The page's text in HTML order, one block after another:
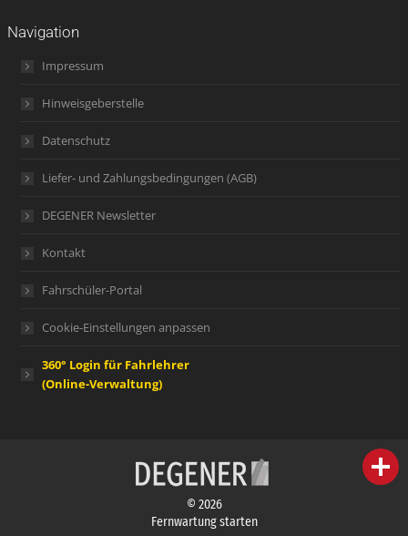
Navigation
Impressum
Hinweisgeberstelle
Datenschutz
Liefer- und Zahlungsbedingungen (AGB)
DEGENER Newsletter
Kontakt
Fahrschüler-Portal
Cookie-Einstellungen anpassen
360° Login für Fahrlehrer
(Online-Verwaltung)
© 2026
Fernwartung starten
person IHR FACHBERATER
campaign